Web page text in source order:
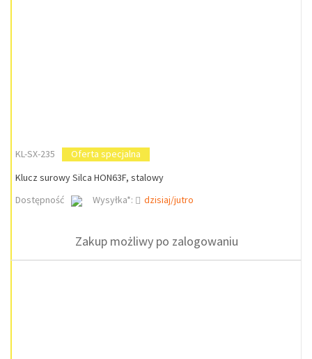
KL-SX-235
Oferta specjalna
Klucz surowy Silca HON63F, stalowy
Dostępność
Wysyłka*: dzisiaj/jutro
Zakup możliwy po zalogowaniu